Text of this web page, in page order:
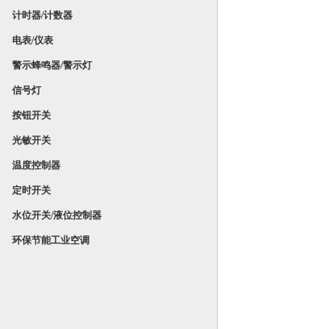
计时器/计数器
电表/仪表
警示蜂鸣器/警示灯
信号灯
按钮开关
光敏开关
温度控制器
定时开关
水位开关/液位控制器
环保节能工业空调